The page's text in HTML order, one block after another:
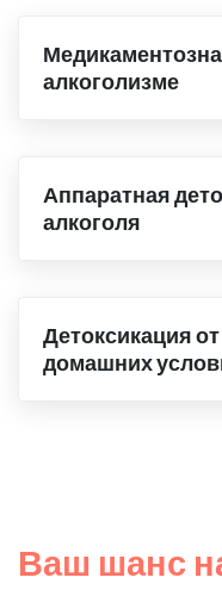
алкоголизме
Аппаратная
алкоголя
Детоксикация
домашних
Ваш шанс